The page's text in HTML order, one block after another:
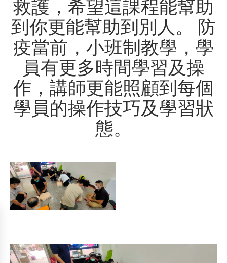
救護，希望這課程能幫助
到你更能幫助到別人。 防
疫當前，小班制教學，學
員有更多時間學習及操
作，講師更能照顧到每個
學員的操作技巧及學習狀
態。